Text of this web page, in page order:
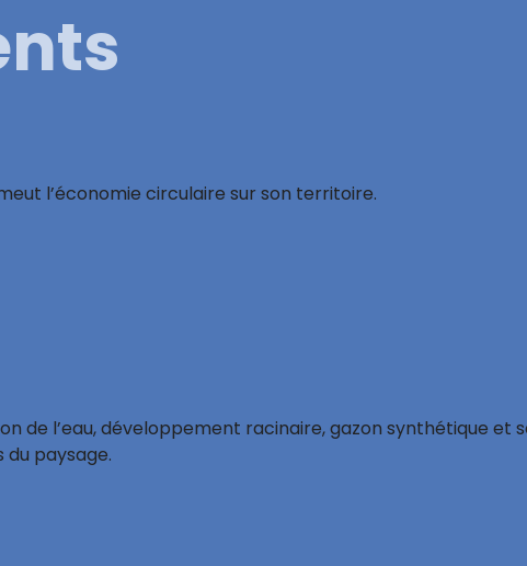
l’économie circulaire sur son territoire.
de l’eau, développement racinaire, gazon synthétique
paysage.